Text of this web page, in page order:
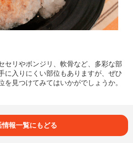
セリやボンジリ、軟骨など、多彩な部
に入りにくい部位もありますが、ぜひ
を見つけてみてはいかがでしょうか。
情報一覧にもどる